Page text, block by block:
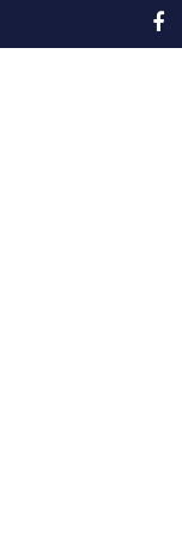
gran aliada para